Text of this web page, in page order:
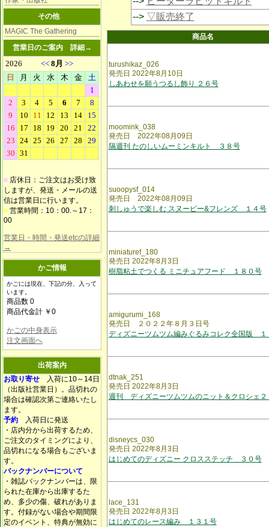
その他
MAGIC The Gathering
営業日のご案内 詳細→
■ 店休日：ご注文はお受け致
しますが、発送・メールの送
信は営業日に行います。
■ 営業時間：10：00.～17：
00
営業日・時間・発送etcの詳細
→
かご情報
かごには現在、下記の分、入って
います。
商品数 0
商品代金計 ￥0
かごの中身表示
注文画面へ
出荷案内
お取り寄せ 入荷に10～14日
（出版社営業日）。品切れの
場合は確認次第ご連絡いたし
ます。
予約 入荷日に発送
・店内分から出荷するため、
ご注文のタイミングにより、
品切れになる場合もございま
す。
バックナンバーについて
・雑誌バックナンバーは、限
られた在庫から出庫するた
め、多少の傷、破れがありま
す。付録がない場合や期間限
定のイベント、特典が無効に
--> ▽販売終了
商品名
turushikaz_026
発売日 2022年8月10日
しあわせを願うつるし飾り ２６号
moomink_038
発売日 2022年08月09日
隔週刊 たのしいムーミンキルト ３８号
suoopysf_014
発売日 2022年08月09日
刺しゅうで楽しむ スヌーピー&フレンズ １４号
miniaturef_180
発売日 2022年8月3日
樹脂粘土でつくる ミニチュアフード １８０号
amigurumi_168
発売日 ２０２２年８月３日号
ディズニーツムツム編みぐるみコレク全国版 １
dtnak_251
発売日 2022年8月3日
週刊 ディズニーツムツムのニット＆クロシェ２
disneycs_030
発売日 2022年8月3日
はじめてのディズニー クロスステッチ ３０号
lace_131
発売日 2022年8月3日
はじめてのレース編み １３１号